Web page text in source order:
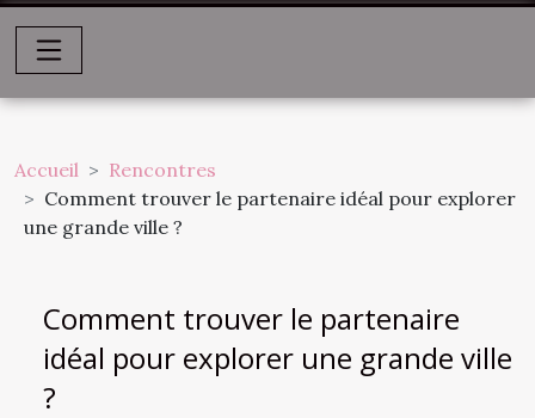
Accueil
Rencontres
Comment trouver le partenaire idéal pour explorer
une grande ville ?
Comment trouver le partenaire
idéal pour explorer une grande ville
?